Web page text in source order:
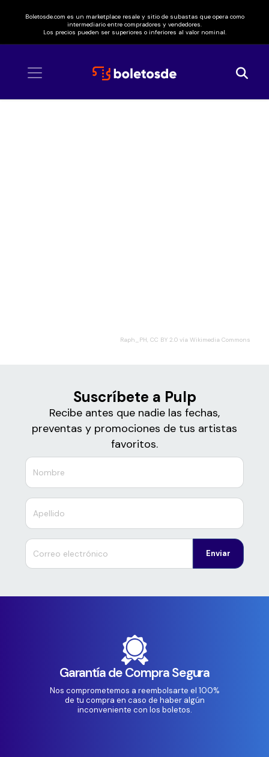
Boletosde.com es un marketplace resale y sitio de subastas que opera como
intermediario entre compradores y vendedores.
Los precios pueden ser superiores o inferiores al valor nominal.
Raph_PH, CC BY 2.0 vía Wikimedia Commons
Suscríbete a Pulp
Recibe antes que nadie las fechas,
preventas y promociones de tus artistas
favoritos.
Enviar
Garantía de Compra Segura
Nos comprometemos a reembolsarte el 100%
de tu compra en caso de haber algún
inconveniente con los boletos.